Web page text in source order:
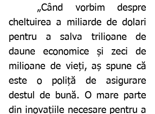
cheltuirea a miliarde de dolari
pentru a salva trilioane de
daune economice și zeci de
milioane de vieți, aș spune că
este o poliță de asigurare
destul de bună. O mare parte
din inovațiile necesare pentru a